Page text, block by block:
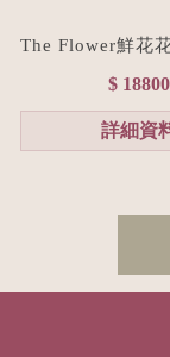
The Flower鮮花
口紅玫瑰愛心花
節花束預
$ 18800
詳細資